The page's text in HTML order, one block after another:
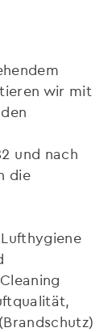
wir mit
und nach
die